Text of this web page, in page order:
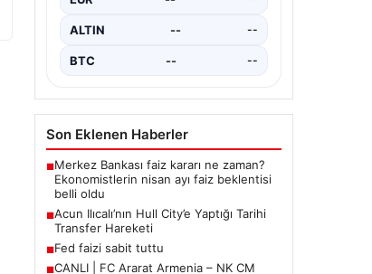
önemli tarım ve sanayi
çevre koruma çalışmalarını…
ALTIN -- --
BTC -- --
Son Eklenen Haberler
■Merkez Bankası faiz kararı ne zaman?
Ekonomistlerin nisan ayı faiz beklentisi
belli oldu
■Acun Ilıcalı’nın Hull City’e Yaptığı Tarihi
Transfer Hareketi
■Fed faizi sabit tuttu
■CANLI | FC Ararat Armenia – NK CM